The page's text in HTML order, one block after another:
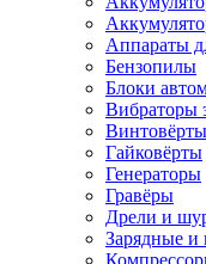
Аппараты
Бензопилы
Блоки
Вибраторы
Гайковёрты
Генераторы
Гравёры
Дрели и
Зарядные и